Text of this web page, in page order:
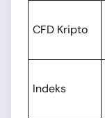
CFD Kripto
Indeks